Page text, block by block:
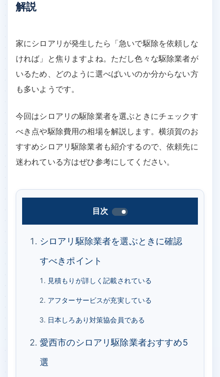
解説
家にシロアリが発生したら「急いで駆除を依頼しな
ければ」と焦りますよね。ただし色々な駆除業者が
いるため、どのように選べばいいのか分からない方
も多いようです。
今回はシロアリの駆除業者を選ぶときにチェックす
べき点や駆除費用の相場を解説します。横須賀のお
すすめシロアリ駆除業者も紹介するので、依頼先に
迷われている方はぜひ参考にしてください。
目次
シロアリ駆除業者を選ぶときに確認
すべきポイント
見積もりが詳しく記載されている
アフターサービスが充実している
日本しろあり対策協会員である
愛西市のシロアリ駆除業者おすすめ5
選